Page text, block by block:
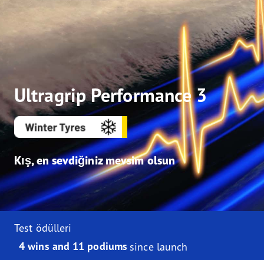
Ultragrip Performance 3
Kış, en sevdiğiniz mevsim olsun
Test ödülleri
4 wins and 11 podiums since launch